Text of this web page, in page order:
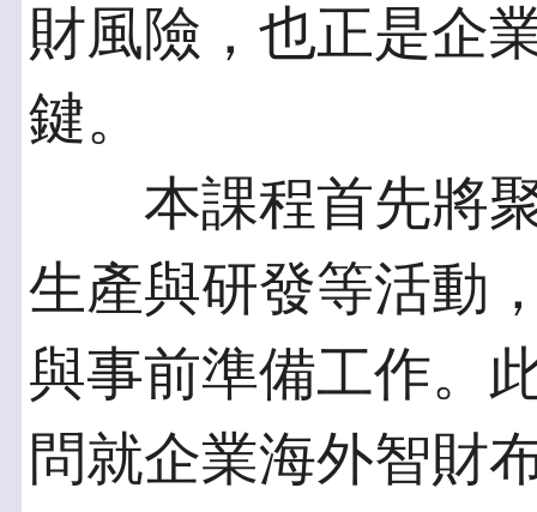
財風險，也正是企
鍵。
本課程首先將聚
生產與研發等活動
與事前準備工作。
問就企業海外智財